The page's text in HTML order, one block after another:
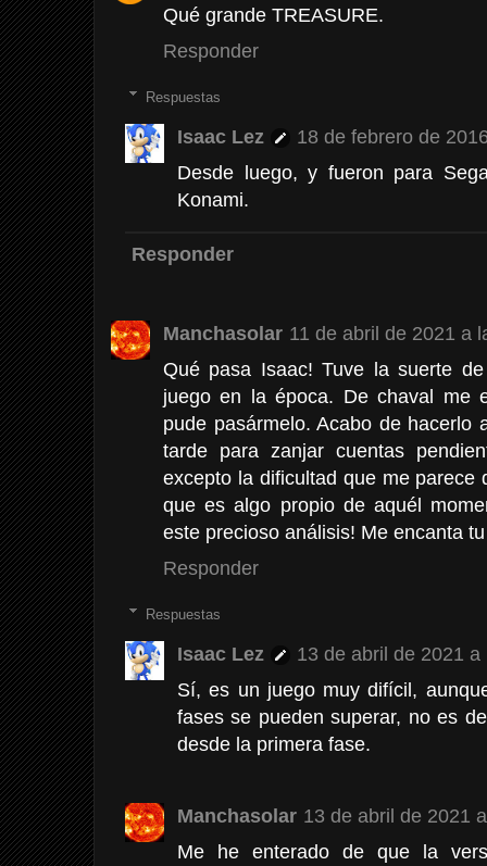
Qué grande TREASURE.
Responder
Respuestas
Isaac Lez
18 de febrero de
Desde luego, y fueron para
Konami.
Responder
Manchasolar 11 de abril de 2021 a
Qué pasa Isaac! Tuve la suerte
juego en la época. De chaval me
pude pasármelo. Acabo de hacerlo
tarde para zanjar cuentas
excepto la dificultad que me parece
que es algo propio de aquél
este precioso análisis! Me encanta
Responder
Respuestas
Isaac Lez
13 de abril de 2021 a
Sí, es un juego muy difícil,
fases se pueden superar, no es
desde la primera fase.
Manchasolar 13 de abril de 2021
Me he enterado de que la